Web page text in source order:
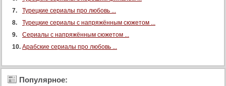
Турецкие сериалы про любовь ...
Турецкие сериалы с напряжённым сюжетом ...
Сериалы с напряжённым сюжетом ...
Арабские сериалы про любовь ...
Популярное: